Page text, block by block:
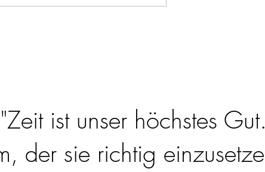
"Zeit ist unser höchstes Gut.
der sie richtig